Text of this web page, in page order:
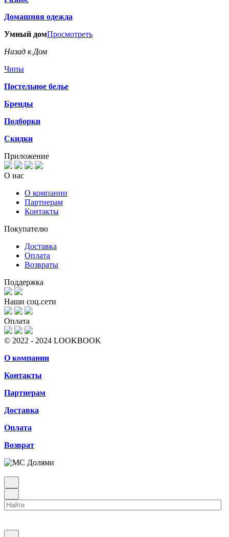
Домашняя одежда
Умный домПросмотреть
Назад к Дом
Чипы
Постельное белье
Бренды
Подборки
Скидки
Приложение
О нас
О компании
Партнерам
Контакты
Покупателю
Доставка
Оплата
Возвраты
Поддержка
Наши соц.сети
Оплата
© 2022 - 2024 LOOKBOOK
О компании
Контакты
Партнерам
Доставка
Оплата
Возврат